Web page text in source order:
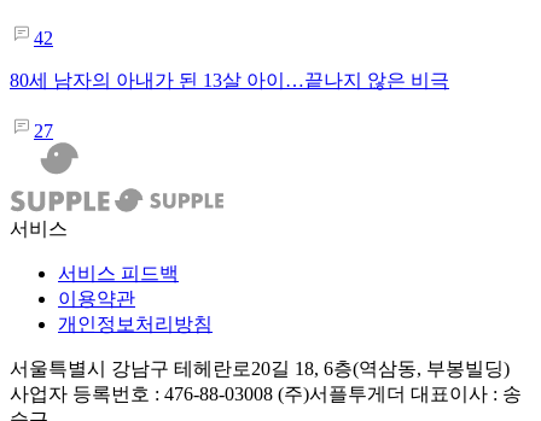
42
80세 남자의 아내가 된 13살 아이…끝나지 않은 비극
27
서비스
서비스 피드백
이용약관
개인정보처리방침
서울특별시 강남구 테헤란로20길 18, 6층(역삼동, 부봉빌딩)
사업자 등록번호 : 476-88-03008 (주)서플투게더 대표이사 : 송